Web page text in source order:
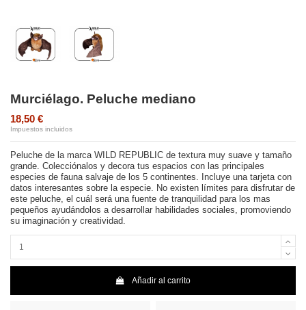
Murciélago. Peluche mediano
18,50 €
Impuestos incluidos
Peluche de la marca WILD REPUBLIC de textura muy suave y tamaño
grande . Colecciónalos y decora tus espacios con las principales
especies de fauna salvaje de los 5 continentes. Incluye una tarjeta con
datos interesantes sobre la especie. No existen límites para disfrutar de
este peluche, el cuál será una fuente de tranquilidad para los mas
pequeños ayudándolos a desarrollar habilidades sociales, promoviendo
su imaginación y creatividad.
Añadir al carrito